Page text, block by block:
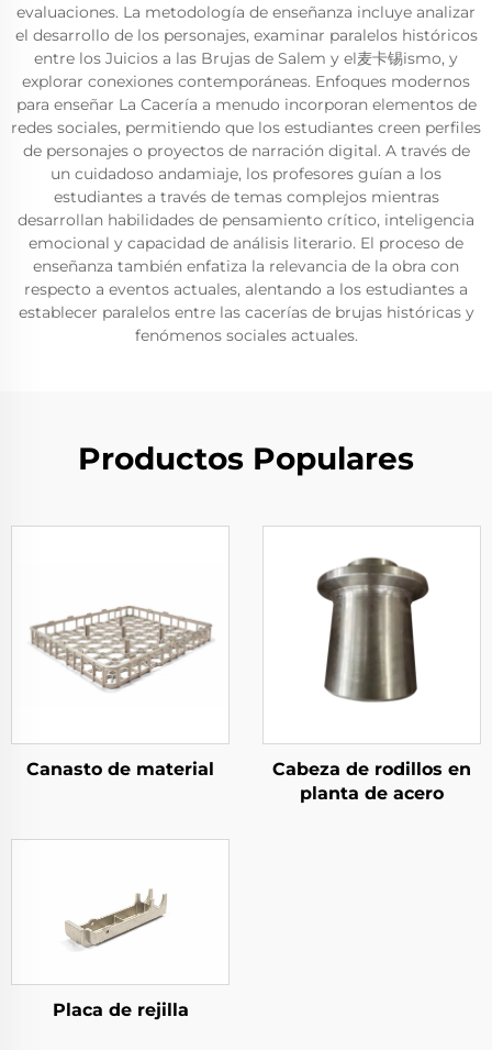
evaluaciones. La metodología de enseñanza incluye analizar
el desarrollo de los personajes, examinar paralelos históricos
entre los Juicios a las Brujas de Salem y el麦卡锡ismo, y
explorar conexiones contemporáneas. Enfoques modernos
para enseñar La Cacería a menudo incorporan elementos de
redes sociales, permitiendo que los estudiantes creen perfiles
de personajes o proyectos de narración digital. A través de
un cuidadoso andamiaje, los profesores guían a los
estudiantes a través de temas complejos mientras
desarrollan habilidades de pensamiento crítico, inteligencia
emocional y capacidad de análisis literario. El proceso de
enseñanza también enfatiza la relevancia de la obra con
respecto a eventos actuales, alentando a los estudiantes a
establecer paralelos entre las cacerías de brujas históricas y
fenómenos sociales actuales.
Productos Populares
Canasto de material
Cabeza de rodillos en
planta de acero
Placa de rejilla